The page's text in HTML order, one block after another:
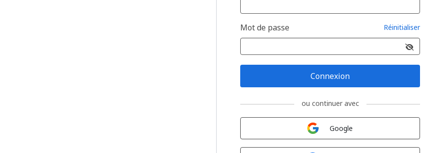
Mot de passe Réinitialiser
Connexion
ou continuer avec
Google